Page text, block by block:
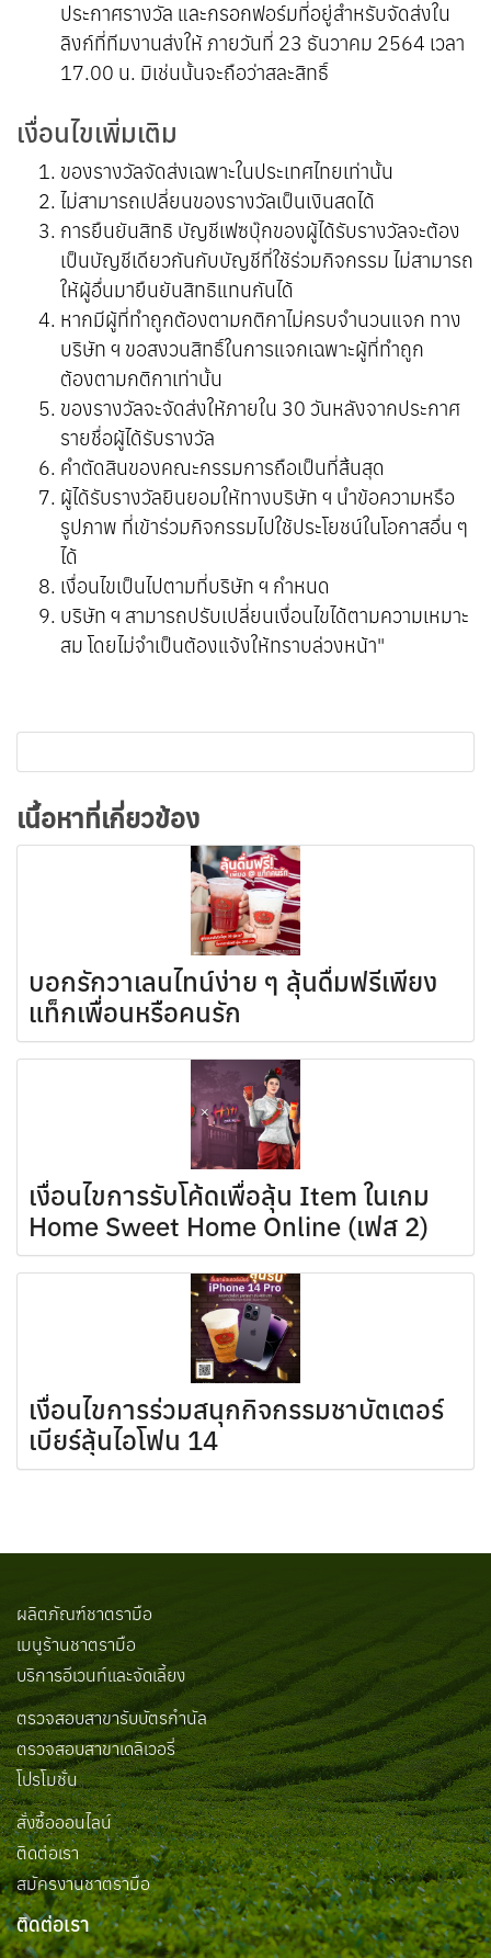
ประกาศรางวัล และกรอกฟอร์มที่อยู่สำหรับจัดส่งใน
ลิงก์ที่ทีมงานส่งให้ ภายวันที่ 23 ธันวาคม 2564 เวลา
17.00 น. มิเช่นนั้นจะถือว่าสละสิทธิ์
เงื่อนไขเพิ่มเติม
ของรางวัลจัดส่งเฉพาะในประเทศไทยเท่านั้น
ไม่สามารถเปลี่ยนของรางวัลเป็นเงินสดได้
การยืนยันสิทธิ บัญชีเฟซบุ๊กของผู้ได้รับรางวัลจะต้อง
เป็นบัญชีเดียวกันกับบัญชีที่ใช้ร่วมกิจกรรม ไม่สามารถ
ให้ผู้อื่นมายืนยันสิทธิแทนกันได้
หากมีผู้ที่ทำถูกต้องตามกติกาไม่ครบจำนวนแจก ทาง
บริษัท ฯ ขอสงวนสิทธิ์ในการแจกเฉพาะผู้ที่ทำถูก
ต้องตามกติกาเท่านั้น
ของรางวัลจะจัดส่งให้ภายใน 30 วันหลังจากประกาศ
รายชื่อผู้ได้รับรางวัล
คำตัดสินของคณะกรรมการถือเป็นที่สิ้นสุด
ผู้ได้รับรางวัลยินยอมให้ทางบริษัท ฯ นำข้อความหรือ
รูปภาพ ที่เข้าร่วมกิจกรรมไปใช้ประโยชน์ในโอกาสอื่น ๆ
ได้
เงื่อนไขเป็นไปตามที่บริษัท ฯ กำหนด
บริษัท ฯ สามารถปรับเปลี่ยนเงื่อนไขได้ตามความเหมาะ
สม โดยไม่จำเป็นต้องแจ้งให้ทราบล่วงหน้า"
เนื้อหาที่เกี่ยวข้อง
บอกรักวาเลนไทน์ง่าย ๆ ลุ้นดื่มฟรีเพียง
แท็กเพื่อนหรือคนรัก
เงื่อนไขการรับโค้ดเพื่อลุ้น Item ในเกม
Home Sweet Home Online (เฟส 2)
เงื่อนไขการร่วมสนุกกิจกรรมชาบัตเตอร์
เบียร์ลุ้นไอโฟน 14
ผลิตภัณฑ์ชาตรามือ
เมนูร้านชาตรามือ
บริการอีเวนท์และจัดเลี้ยง
ตรวจสอบสาขารับบัตรกำนัล
ตรวจสอบสาขาเดลิเวอรี่
โปรโมชั่น
สั่งซื้อออนไลน์
ติดต่อเรา
สมัครงานชาตรามือ
ติดต่อเรา